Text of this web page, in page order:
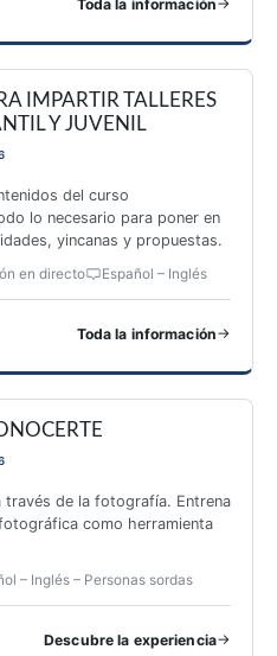
Toda la información
IMPARTIR TALLERES
Y JUVENIL
del curso
lo necesario para poner en
yincanas y propuestas.
en directo Español – Inglés
Toda la información→
través de la fotografía. Entrena
como herramienta
– Inglés – Personas sordas
Descubre la experiencia→